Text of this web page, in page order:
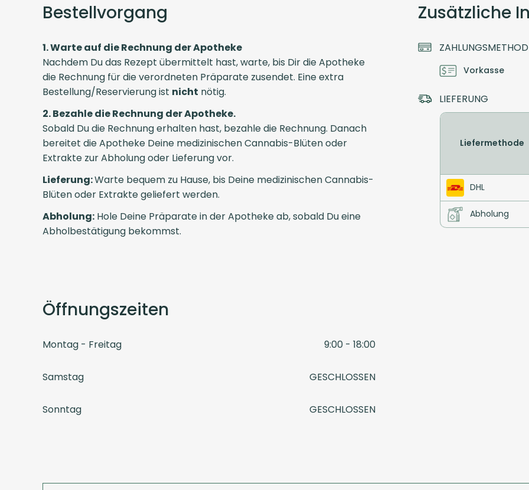
Bestellvorgang
1. Warte auf die Rechnung der Apotheke
Nachdem Du das Rezept übermittelt hast, warte, bis Dir die Apotheke
die Rechnung für die verordneten Präparate zusendet. Eine extra
Bestellung/Reservierung ist nicht nötig.
2. Bezahle die Rechnung der Apotheke.
Sobald Du die Rechnung erhalten hast, bezahle die Rechnung. Danach
bereitet die Apotheke Deine medizinischen Cannabis-Blüten oder
Extrakte zur Abholung oder Lieferung vor.
Lieferung:Warte bequem zu Hause, bis Deine medizinischen Cannabis-
Blüten oder Extrakte geliefert werden.
Abholung: Hole Deine Präparate in der Apotheke ab, sobald Du eine
Abholbestätigung bekommst.
Öffnungszeiten
Montag - Freitag 9:00 - 18:00
Samstag GESCHLOSSEN
Sonntag GESCHLOSSEN
Zusätzliche
Vorkasse
LIEFERUNG
Liefermethode
DHL
Abholung